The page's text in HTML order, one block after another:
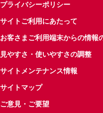
プライバシーポリシー
サイトご利用にあたって
お客さまご利用端末からの情報
見やすさ・使いやすさの調整
サイトメンテナンス情報
サイトマップ
ご意見・ご要望